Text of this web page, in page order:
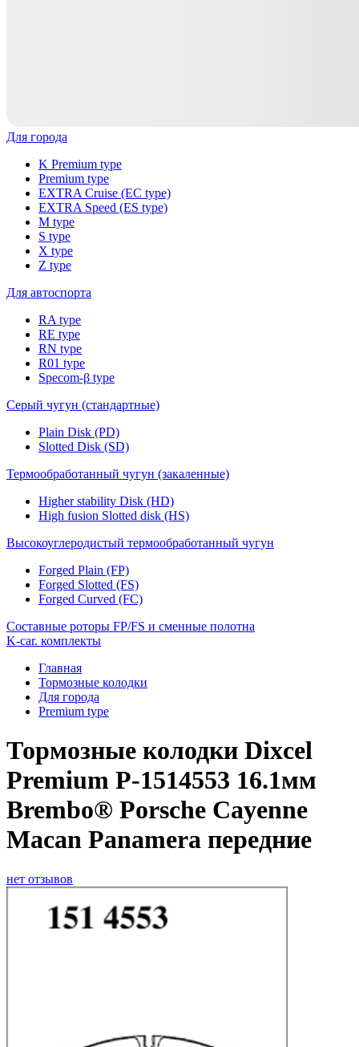
Для города
K Premium type
Premium type
EXTRA Cruise (EC type)
EXTRA Speed (ES type)
M type
S type
X type
Z type
Для автоспорта
RA type
RE type
RN type
R01 type
Specom-β type
Серый чугун (стандартные)
Plain Disk (PD)
Slotted Disk (SD)
Термообработанный чугун (закаленные)
Higher stability Disk (HD)
High fusion Slotted disk (HS)
Высокоуглеродистый термообработанный чугун
Forged Plain (FP)
Forged Slotted (FS)
Forged Curved (FC)
Составные роторы FP/FS и сменные полотна
K-car. комплекты
Главная
Тормозные колодки
Для города
Premium type
Тормозные колодки Dixcel
Premium P-1514553 16.1мм
Brembo® Porsche Cayenne
Macan Panamera передние
нет отзывов